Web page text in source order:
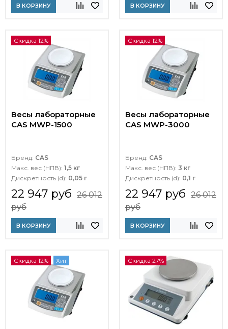
В КОРЗИНУ В КОРЗИНУ
Скидка 12%
Весы лабораторные
CAS MWP-1500
Бренд: CAS
Макс. вес (НПВ): 1,5 кг
Дискретность (d): 0,05 г
22 947 руб 26 012
руб
В КОРЗИНУ
Скидка 12%
Весы лабораторные
CAS MWP-3000
Бренд: CAS
Макс. вес (НПВ): 3 кг
Дискретность (d): 0,1 г
22 947 руб 26 012
руб
В КОРЗИНУ
Скидка 12% Хит Скидка 27%